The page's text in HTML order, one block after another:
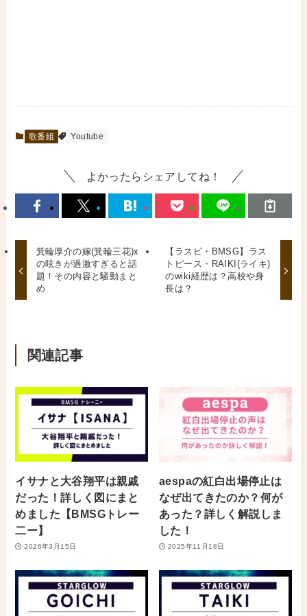
歌番組 Youtube
よかったらシェアしてね！
箕輪厚介の嫁(箕輪三花)x
の呟きが過激すぎると話
題！その内容と騒動まと
め
【ラスピ・BMSG】ラス
トピース・RAIKI(ライキ)
のwiki経歴は？高校や身
長は？
関連記事
イサナと大谷翔平は親戚
だった！詳しく図にまと
めました【BMSGトレー
二ー】
2026年3月15日
aespaの紅白出場停止は
なぜ出てきたのか？何が
あった？詳しく解説しま
した！
2025年11月18日